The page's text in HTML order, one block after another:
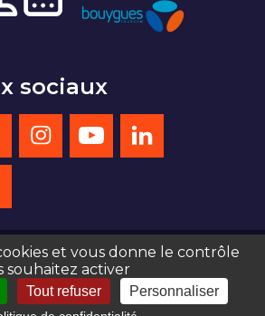
sociaux
de communication Serious Team 360°
et vous donne le contrôle
souhaitez activer
Tout refuser Personnaliser